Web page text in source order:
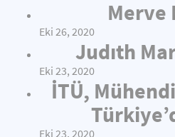
Merve
Eki 26, 2020
Judıth
Eki 23, 2020
İTÜ,
Eki 23, 2020